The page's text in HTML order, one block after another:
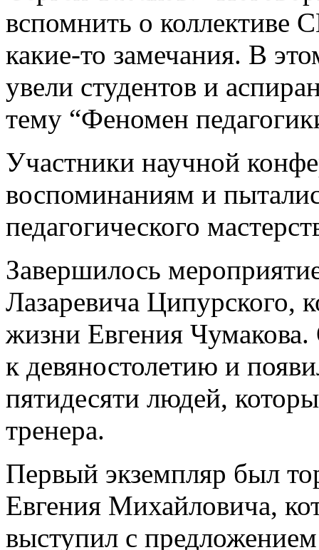
вспомнить о коллективе
какие-то замечания. В
увели студентов и
тему “Феномен
Участники научной
воспоминаниям и
педагогического
Завершилось
Лазаревича Ципурского,
жизни Евгения
к девяностолетию и
пятидесяти людей,
тренера.
Первый экземпляр был
Евгения Михайловича,
выступил с